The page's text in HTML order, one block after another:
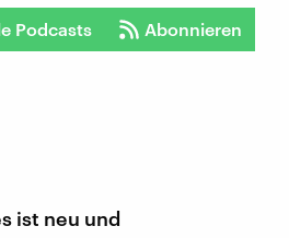
Podcasts Abonnieren
ist neu und